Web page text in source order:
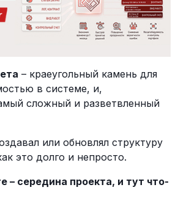
– краеугольный камень для
в системе, и,
сложный и разветвленный
или обновлял структуру
это долго и непросто.
– середина проекта, и тут что-